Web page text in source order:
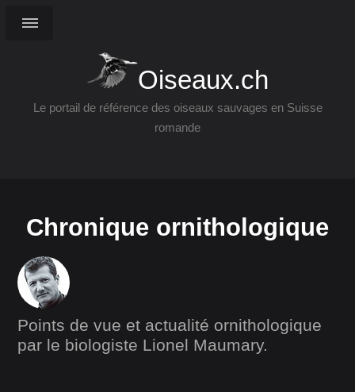
Oiseaux.ch
Le portail de référence des oiseaux sauvages en Suisse
romande
Chronique ornithologique
Points de vue et actualité ornithologique
par le biologiste Lionel Maumary.